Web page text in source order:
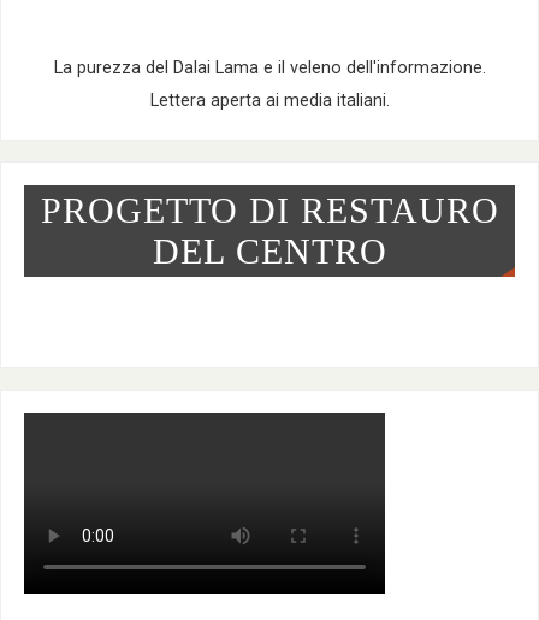
La purezza del Dalai Lama e il veleno dell'informazione.
Lettera aperta ai media italiani.
PROGETTO DI RESTAURO
DEL CENTRO